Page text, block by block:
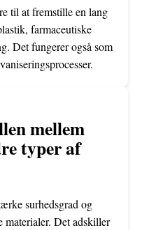
til at fremstille en lang
farmaceutiske
Det fungerer også som
mellem
typer af
surhedsgrad og
materialer. Det adskiller